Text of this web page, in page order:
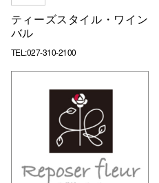
ティーズスタイル・ワイン
バル
TEL:027-310-2100